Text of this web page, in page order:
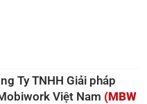
Ty TNHH Giải pháp
Việt Nam (MBW